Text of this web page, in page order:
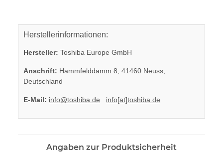
Herstellerinformationen:
Hersteller: Toshiba Europe GmbH
Anschrift: Hammfelddamm 8, 41460 Neuss,
Deutschland
E-Mail: info@toshiba.de info[at]toshiba.de
Angaben zur Produktsicherheit